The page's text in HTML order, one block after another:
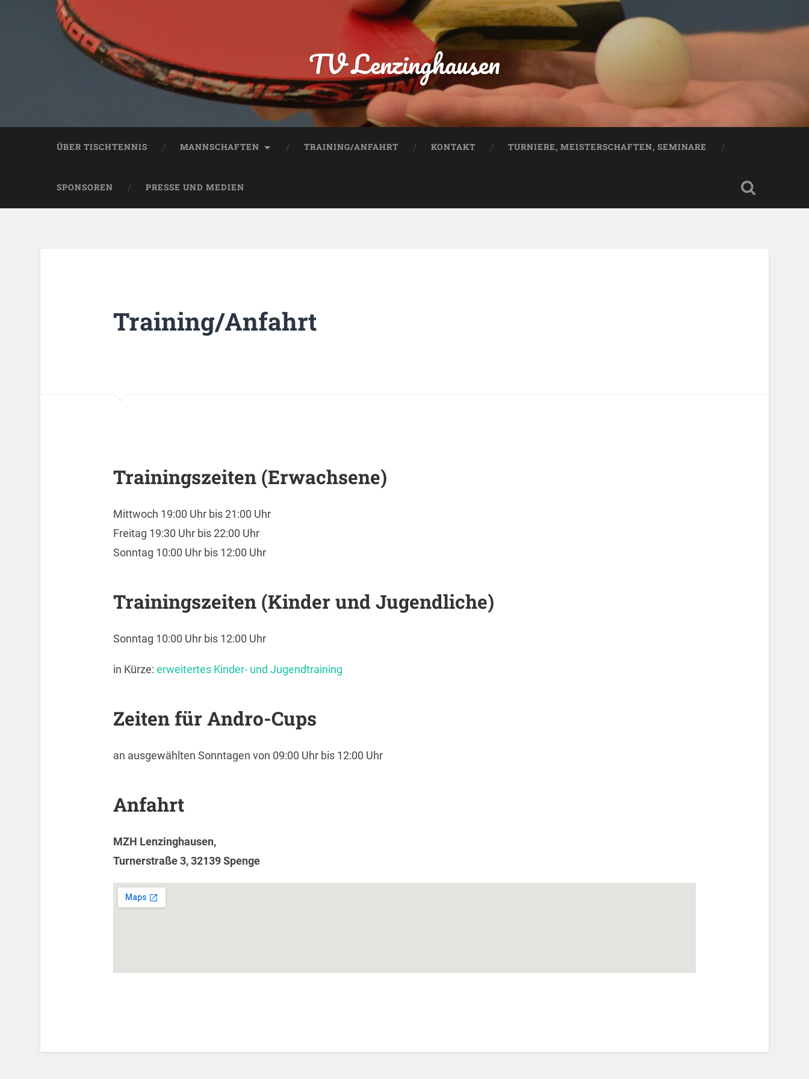
TV Lenzinghausen
ÜBER TISCHTENNIS MANNSCHAFTEN TRAINING/ANFAHRT KONTAKT TURNIERE, MEISTERSCHAFTEN, SEMINARE
SPONSOREN PRESSE UND MEDIEN
Training/Anfahrt
Trainingszeiten (Erwachsene)
Mittwoch 19:00 Uhr bis 21:00 Uhr
Freitag 19:30 Uhr bis 22:00 Uhr
Sonntag 10:00 Uhr bis 12:00 Uhr
Trainingszeiten (Kinder und Jugendliche)
Sonntag 10:00 Uhr bis 12:00 Uhr
in Kürze:erweitertes Kinder- und Jugendtraining
Zeiten für Andro-Cups
an ausgewählten Sonntagen von 09:00 Uhr bis 12:00 Uhr
Anfahrt
MZH Lenzinghausen,
Turnerstraße 3, 32139 Spenge